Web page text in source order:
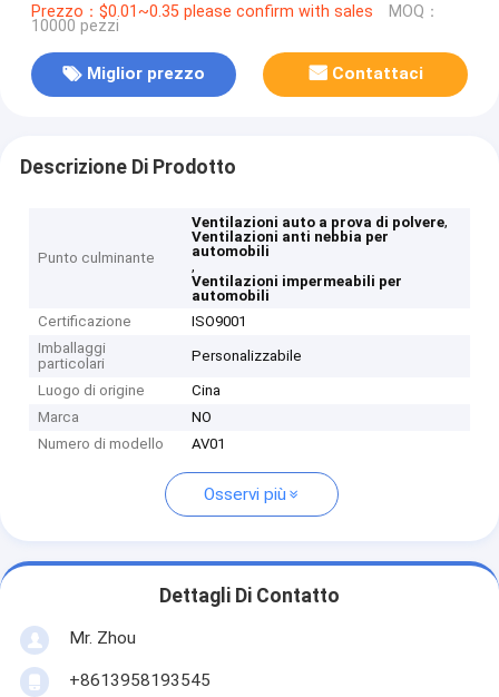
Prezzo：$0.01~0.35 please confirm with sales MOQ：
10000 pezzi
Miglior prezzo Contattaci
Descrizione Di Prodotto
Punto culminante
Ventilazioni auto a prova di polvere,
Ventilazioni anti nebbia per
automobili
,
Ventilazioni impermeabili per
automobili
Certificazione
ISO9001
Imballaggi
particolari
Personalizzabile
Luogo di origine
Cina
Marca
NO
Numero di modello
AV01
Osservi più
Dettagli Di Contatto
Mr. Zhou
+8613958193545